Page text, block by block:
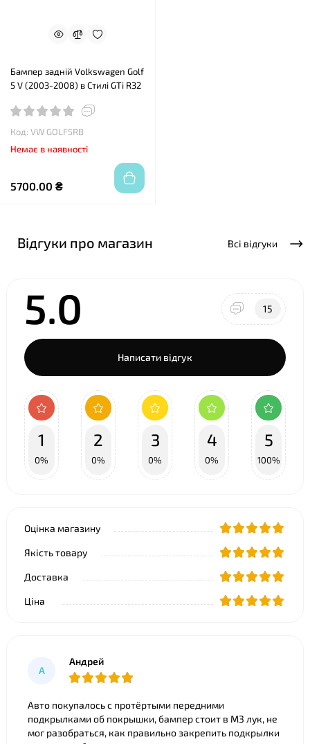
Бампер задній Volkswagen Golf
5 V (2003-2008) в Стилі GTi R32
Код: VW GOLF5RB
Немає в наявності
5700.00 ₴
Відгуки про магазин Всі відгуки
5.0 15
Написати відгук
1
0%
2
0%
3
0%
4
0%
5
100%
Оцінка магазину
Якість товару
Доставка
Ціна
А
Андрей
Авто покупалось с протёртыми передними
подкрылками об покрышки, бампер стоит в M3 лук, не
мог разобраться, как правильно закрепить подкрылки